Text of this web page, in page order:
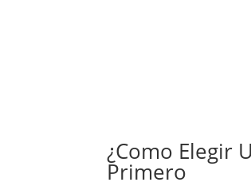
¿Como Elegir
Primero